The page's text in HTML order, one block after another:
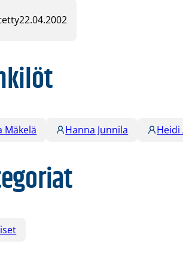
22.04.2002
Mäkelä Hanna Junnila Heidi